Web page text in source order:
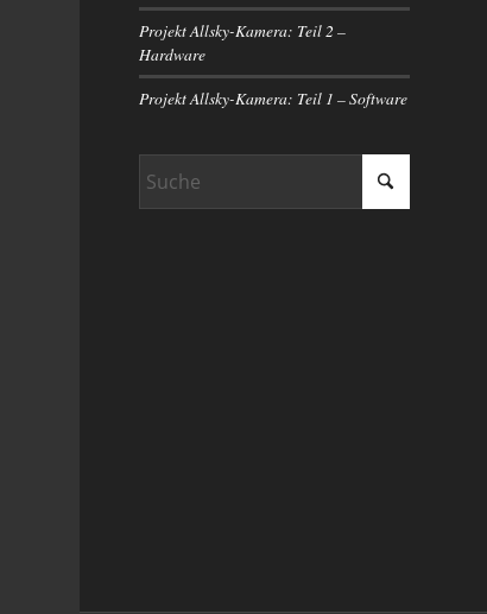
Projekt Allsky-Kamera: Teil 2 –
Hardware
Projekt Allsky-Kamera: Teil 1 – Software